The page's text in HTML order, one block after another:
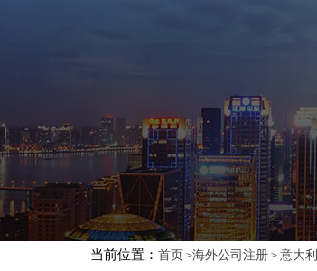
当前位置： 首页 >海外公司注册 > 意大